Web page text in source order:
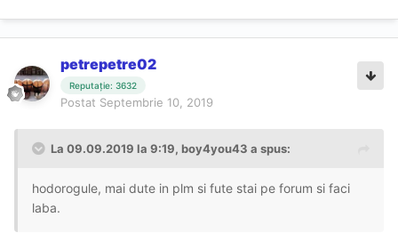
petrepetre02
Reputație: 3632
Postat Septembrie 10, 2019
La 09.09.2019 la 9:19, boy4you43 a spus:
hodorogule, mai dute in plm si fute stai pe forum si faci
laba.